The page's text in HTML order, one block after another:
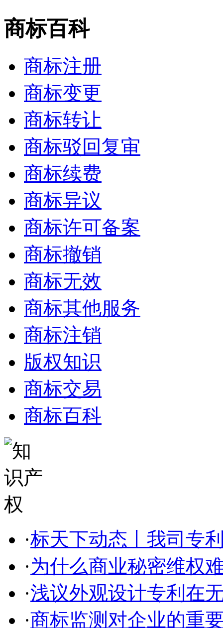
商标百科
商标注册
商标变更
商标转让
商标驳回复审
商标续费
商标异议
商标许可备案
商标撤销
商标无效
商标其他服务
商标注销
版权知识
商标交易
商标百科
·标天下动态丨我司专
·为什么商业秘密维权
·浅议外观设计专利在
·商标监测对企业的重